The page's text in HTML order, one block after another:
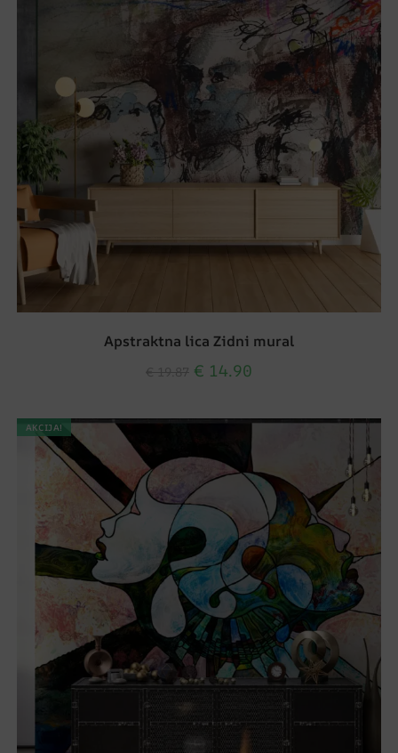
Apstraktna lica Zidni mural
€ 14.90
AKCIJA!